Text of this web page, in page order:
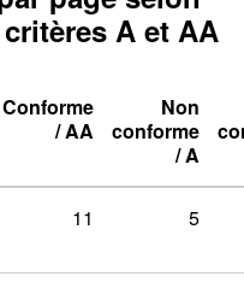
A et AA
par
Conforme
/AA
Non
conforme
/A
11 5